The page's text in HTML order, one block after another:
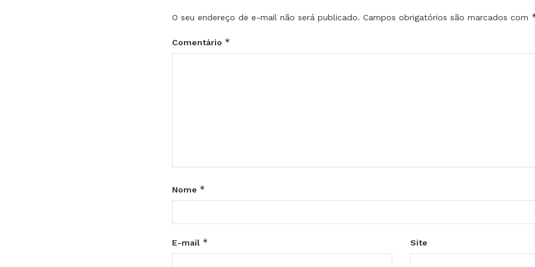
O seu endereço de e-mail não será publicado. Campos obrigatórios são marcados com
Comentário *
Nome *
E-mail * Site